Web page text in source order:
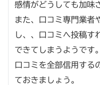
感情がどうしても加味
また、口コミ専門業者
し、、口コミへ投稿
できてしまうようです。
口コミを全部信用する
ておきましょう。